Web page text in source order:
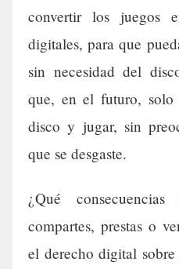
convertir los juegos
digitales, para que
sin necesidad del
que, en el futuro, solo
disco y jugar, sin
que se desgaste.
¿Qué
compartes, prestas o
el derecho digital